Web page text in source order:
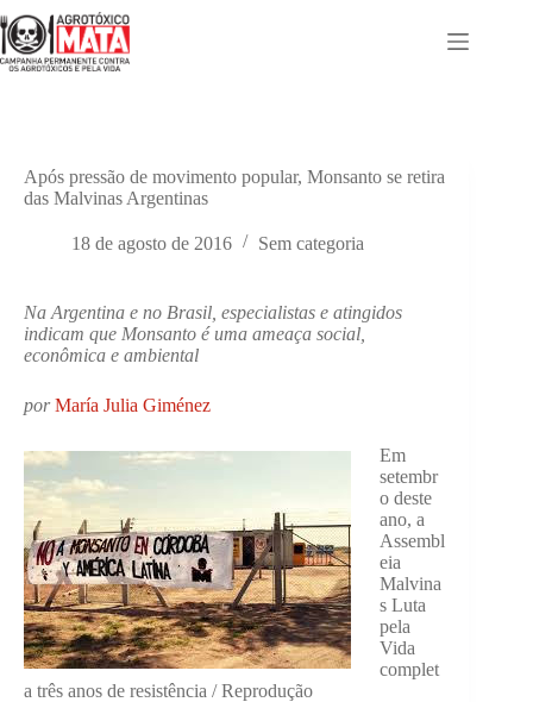
para
o
conteúdo
Após pressão de movimento popular, Monsanto se retira
das Malvinas Argentinas
18 de agosto de 2016 Sem categoria
Na Argentina e no Brasil, especialistas e atingidos
indicam que Monsanto é uma ameaça social,
econômica e ambiental
porMaría Julia Giménez
Em
setembr
o deste
ano, a
Assembl
eia
Malvina
s Luta
pela
Vida
complet
a três anos de resistência / Reprodução